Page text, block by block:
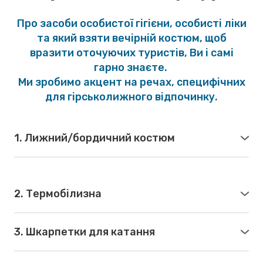
Про засоби особистої гігієни, особисті ліки
та який взяти вечірній костюм, щоб
вразити оточуючих туристів, Ви і самі
гарно знаєте.
Ми зробимо акцент на речах, специфічних
для гірськолижного відпочинку.
1. Лижний/бордичний костюм
пахвами. Штани зі снігозахисними регульованими
2. Термобілизна
вологи від тіла. Термокофта з довгим рукавом,
термокальсони довгі або три чверті.
3. Шкарпетки для катання